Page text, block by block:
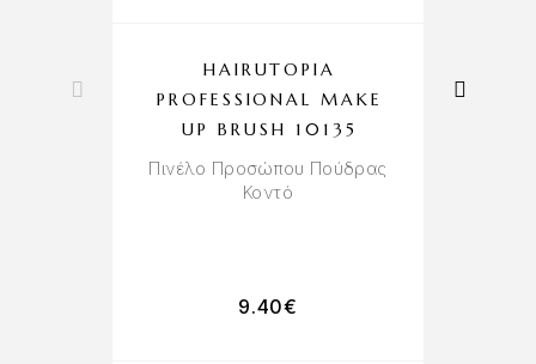
HAIRUTOPIA
PROFESSIONAL MAKE
UP BRUSH 10135
Πινέλο Προσώπου Πούδρας
Κοντό
9.40€